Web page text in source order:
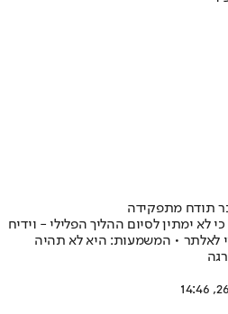
תודח מתפקידה
לא ימתין לסיום ההליך הפלילי - וידיח
לאלתר • המשמעות: היא לא תהיה